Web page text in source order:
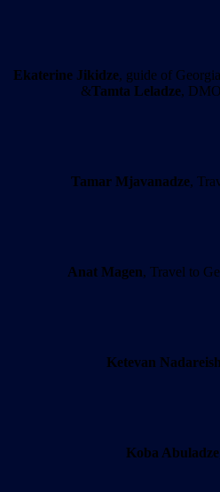
Ekaterine Jikidze, guide of
&Tamta Leladze,
Tamar Mjavanadze,
Anat Magen, Travel to
Ketevan
Koba Abuladze